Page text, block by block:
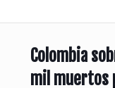
Colombia
mil muertos